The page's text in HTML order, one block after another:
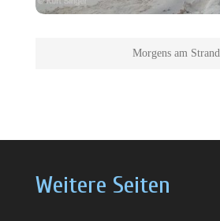
Morgens am Strand
Weitere Seiten